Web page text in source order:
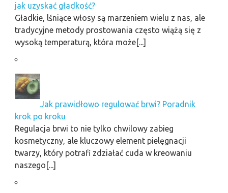
jak uzyskać gładkość?
Gładkie, lśniące włosy są marzeniem wielu z nas, ale
tradycyjne metody prostowania często wiążą się z
wysoką temperaturą, która może[...]
Jak prawidłowo regulować brwi? Poradnik
krok po kroku
Regulacja brwi to nie tylko chwilowy zabieg
kosmetyczny, ale kluczowy element pielęgnacji
twarzy, który potrafi zdziałać cuda w kreowaniu
naszego[...]